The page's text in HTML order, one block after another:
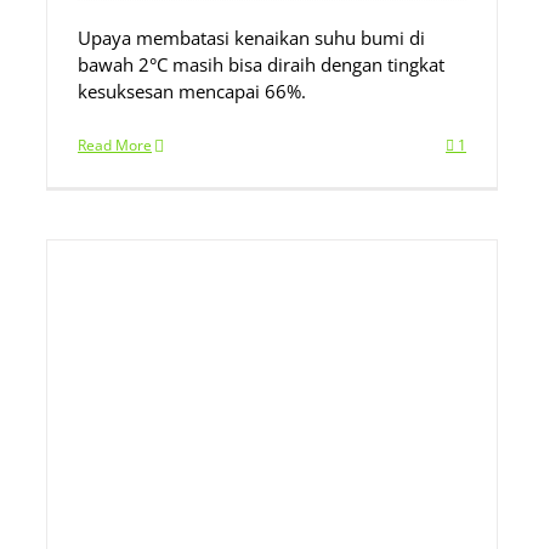
Upaya membatasi kenaikan suhu bumi di
bawah 2°C masih bisa diraih dengan tingkat
kesuksesan mencapai 66%.
Read More 1